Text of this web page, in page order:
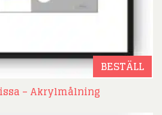
BESTÄLL
– Akrylmålning